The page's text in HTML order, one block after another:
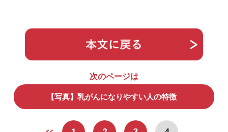
次のページは
【写真】乳がんになりやすい人の特徴